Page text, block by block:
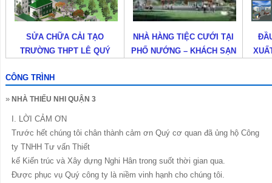
CẢI TẠO
LÊ QUÝ
NHÀ HÀNG TIỆC CƯỚI TẠI
PHỐ NƯỚNG – KHÁCH SẠN
ĐẦU TƯ NHÀ MÁY
XUẤT PHỤ TÙNG
CÔNG TRÌNH
» NHÀ THIẾU NHI QUẬN 3
I. LỜI CẢM ƠN
Trước hết chúng tôi chân thành cảm ơn Quý cơ quan đã ủng hộ Công
ty TNHH Tư vấn Thiết
kế Kiến trúc và Xây dựng Nghi Hân trong suốt thời gian qua.
Được phục vụ Quý công ty là niềm vinh hạnh cho chúng tôi.